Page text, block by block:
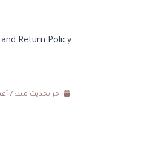
Return Policy.
آخر تحديث منذ: 7 أغسطس, 2026